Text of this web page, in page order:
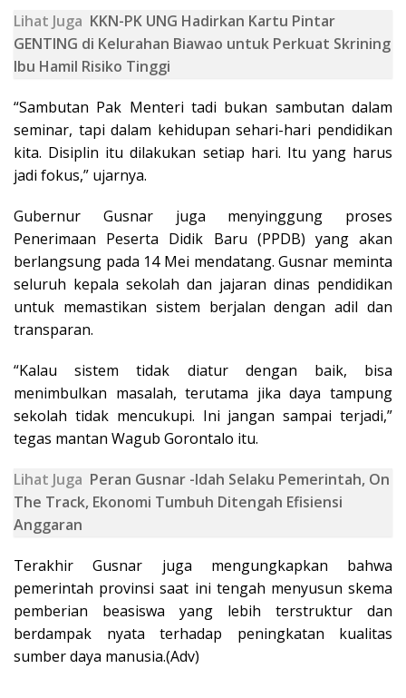
Lihat Juga KKN-PK UNG Hadirkan Kartu Pintar
GENTING di Kelurahan Biawao untuk Perkuat Skrining
Ibu Hamil Risiko Tinggi
“Sambutan Pak Menteri tadi bukan sambutan dalam
seminar, tapi dalam kehidupan sehari-hari pendidikan
kita. Disiplin itu dilakukan setiap hari. Itu yang harus
jadi fokus,” ujarnya.
Gubernur Gusnar juga menyinggung proses
Penerimaan Peserta Didik Baru (PPDB) yang akan
berlangsung pada 14 Mei mendatang. Gusnar meminta
seluruh kepala sekolah dan jajaran dinas pendidikan
untuk memastikan sistem berjalan dengan adil dan
transparan.
“Kalau sistem tidak diatur dengan baik, bisa
menimbulkan masalah, terutama jika daya tampung
sekolah tidak mencukupi. Ini jangan sampai terjadi,”
tegas mantan Wagub Gorontalo itu.
Lihat Juga Peran Gusnar -Idah Selaku Pemerintah, On
The Track, Ekonomi Tumbuh Ditengah Efisiensi
Anggaran
Terakhir Gusnar juga mengungkapkan bahwa
pemerintah provinsi saat ini tengah menyusun skema
pemberian beasiswa yang lebih terstruktur dan
berdampak nyata terhadap peningkatan kualitas
sumber daya manusia.(Adv)